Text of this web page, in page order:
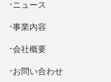
ニュース
事業内容
会社概要
お問い合わせ